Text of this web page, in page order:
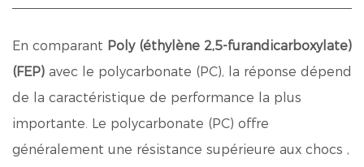
En comparant Poly (éthylène 2,5-furandicarboxylate)
(FEP) avec le polycarbonate (PC), la réponse dépend
de la caractéristique de performance la plus
importante. Le polycarbonate (PC) offre
généralement une résistance supérieure aux chocs ,